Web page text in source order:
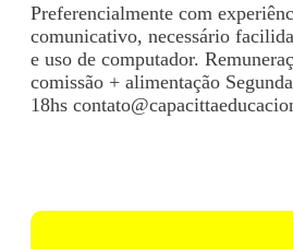
Preferencialmente com
comunicativo, necessário
e uso de computador.
comissão + alimentação
18hs